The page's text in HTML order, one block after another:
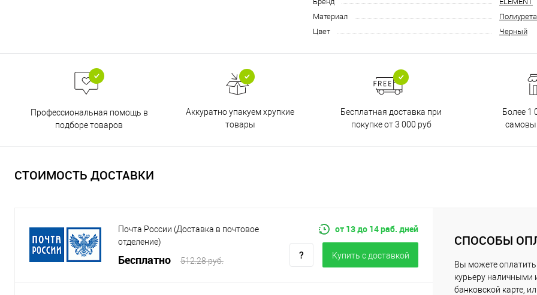
Материал
Цвет
Черный
Профессиональная помощь в
подборе товаров
Аккуратно упакуем хрупкие
товары
Бесплатная доставка при
покупке от 3 000 руб
Более 1
СТОИМОСТЬ ДОСТАВКИ
Почта России (Доставка в почтовое
отделение)
Бесплатно 512.28 руб.
от 13 до 14 раб. дней
Купить c доставкой
СПОСОБЫ
Вы можете оплатить
курьеру наличными
банковской карте,